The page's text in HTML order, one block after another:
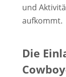
und
aufkommt.
Die